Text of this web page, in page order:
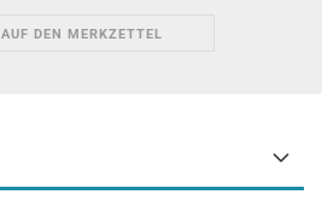
AUF DEN MERKZETTEL